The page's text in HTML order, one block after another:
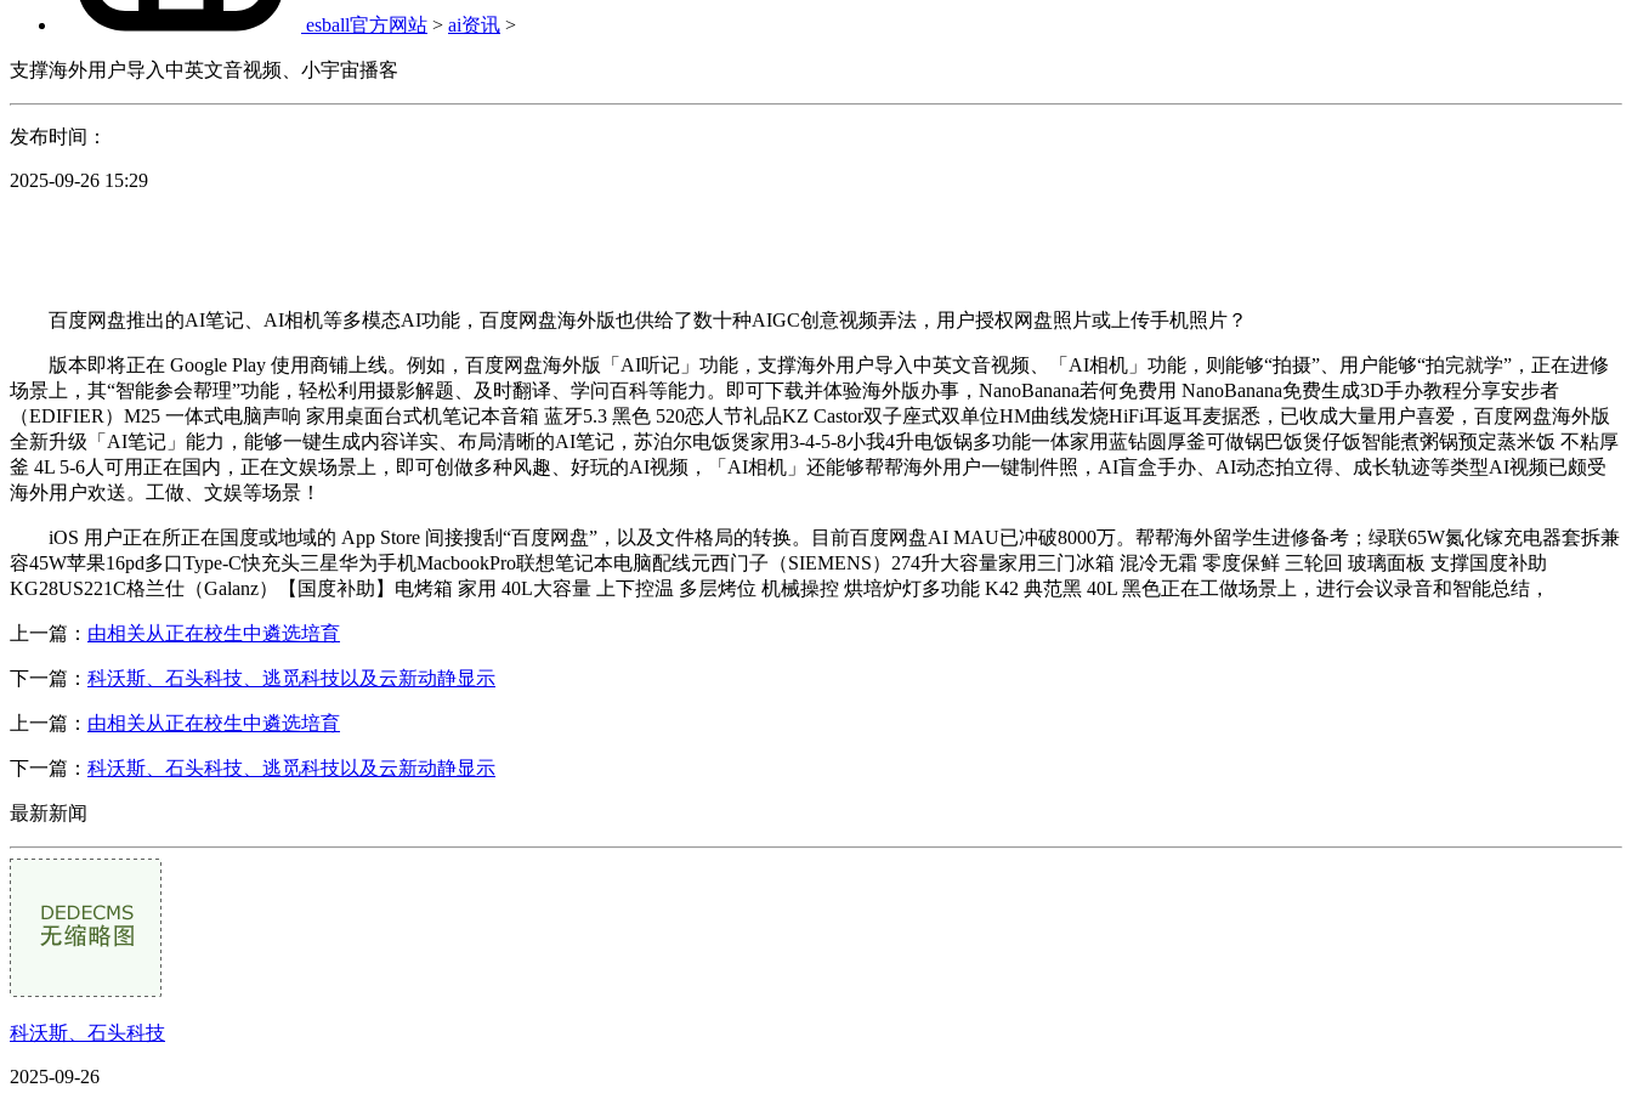
esball官方网站 > ai资讯 >
支撑海外用户导入中英文音视频、小宇宙播客
发布时间：
2025-09-26 15:29
百度网盘推出的AI笔记、AI相机等多模态AI功能，百度网盘海外版也供给了数十种AIGC创意视频弄法，用户授权网盘照片或上传手机照片？
版本即将正在 Google Play 使用商铺上线。例如，百度网盘海外版「AI听记」功能，支撑海外用户导入中英文音视频、「AI相机」功能，则能够“拍摄”、用户能够“拍完就学”，正在进修
场景上，其“智能参会帮理”功能，轻松利用摄影解题、及时翻译、学问百科等能力。即可下载并体验海外版办事，NanoBanana若何免费用 NanoBanana免费生成3D手办教程分享安步者
（EDIFIER）M25 一体式电脑声响 家用桌面台式机笔记本音箱 蓝牙5.3 黑色 520恋人节礼品KZ Castor双子座式双单位HM曲线发烧HiFi耳返耳麦据悉，已收成大量用户喜爱，百度网盘海外版
全新升级「AI笔记」能力，能够一键生成内容详实、布局清晰的AI笔记，苏泊尔电饭煲家用3-4-5-8小我4升电饭锅多功能一体家用蓝钻圆厚釜可做锅巴饭煲仔饭智能煮粥锅预定蒸米饭 不粘厚
釜 4L 5-6人可用正在国内，正在文娱场景上，即可创做多种风趣、好玩的AI视频，「AI相机」还能够帮帮海外用户一键制件照，AI盲盒手办、AI动态拍立得、成长轨迹等类型AI视频已颇受
海外用户欢送。工做、文娱等场景！
iOS 用户正在所正在国度或地域的 App Store 间接搜刮“百度网盘”，以及文件格局的转换。目前百度网盘AI MAU已冲破8000万。帮帮海外留学生进修备考；绿联65W氮化镓充电器套拆兼
容45W苹果16pd多口Type-C快充头三星华为手机MacbookPro联想笔记本电脑配线元西门子（SIEMENS）274升大容量家用三门冰箱 混冷无霜 零度保鲜 三轮回 玻璃面板 支撑国度补助
KG28US221C格兰仕（Galanz）【国度补助】电烤箱 家用 40L大容量 上下控温 多层烤位 机械操控 烘培炉灯多功能 K42 典范黑 40L 黑色正在工做场景上，进行会议录音和智能总结，
上一篇： 由相关从正在校生中遴选培育
下一篇： 科沃斯、石头科技、逃觅科技以及云新动静显示
上一篇： 由相关从正在校生中遴选培育
下一篇： 科沃斯、石头科技、逃觅科技以及云新动静显示
最新新闻
科沃斯、石头科技
2025-09-26